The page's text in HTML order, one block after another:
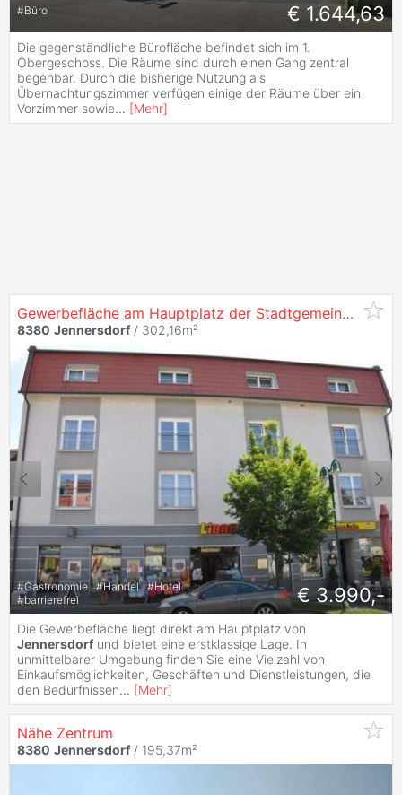
#Büro € 1.644,63
Die gegenständliche Bürofläche befindet sich im 1.
Obergeschoss. Die Räume sind durch einen Gang zentral
begehbar. Durch die bisherige Nutzung als
Übernachtungszimmer verfügen einige der Räume über ein
Vorzimmer sowie... [Mehr]
Gewerbefläche am Hauptplatz der Stadtgemeinde
8380 Jennersdorf / 302,16m²
#Gastronomie #Handel #Hotel
#barrierefrei € 3.990,-
Die Gewerbefläche liegt direkt am Hauptplatz von
Jennersdorf und bietet eine erstklassige Lage. In
unmittelbarer Umgebung finden Sie eine Vielzahl von
Einkaufsmöglichkeiten, Geschäften und Dienstleistungen, die
den Bedürfnissen... [Mehr]
Nähe Zentrum
8380 Jennersdorf / 195,37m²